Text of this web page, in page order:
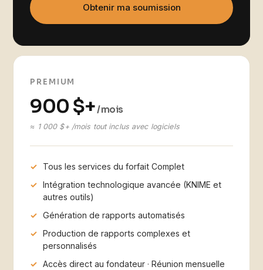
Obtenir ma soumission
PREMIUM
900 $+/ mois
≈ 1 000 $+ /mois tout inclus avec logiciels
Tous les services du forfait Complet
Intégration technologique avancée (KNIME et
autres outils)
Génération de rapports automatisés
Production de rapports complexes et
personnalisés
Accès direct au fondateur · Réunion mensuelle